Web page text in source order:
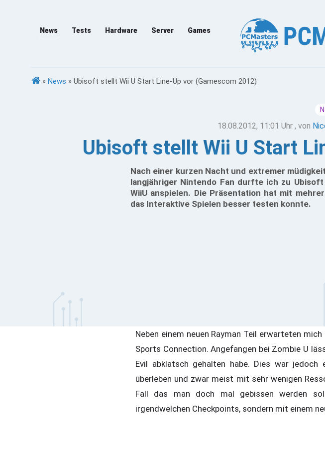
News Tests Hardware Server Games
» News » Ubisoft stellt Wii U Start Line-Up vor (Gamescom 2012)
18.08.2012, 11:01 Uhr , von
Ubisoft stellt Wii U Start
Nach einer kurzen Nacht und extremer
langjähriger Nintendo Fan durfte ich zu
WiiU anspielen. Die Präsentation hat mit
das Interaktive Spielen besser testen konnte.
Neben einem neuen Rayman Teil erwarteten
Sports Connection. Angefangen bei Zombie U
Evil abklatsch gehalten habe. Dies war
überleben und zwar meist mit sehr wenigen
Fall das man doch mal gebissen werden
irgendwelchen Checkpoints, sondern mit einem